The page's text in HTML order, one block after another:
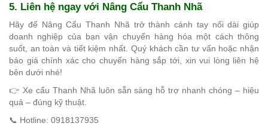
5. Liên hệ ngay với Nâng Cẩu Thanh Nhã
Hãy để Nâng Cẩu Thanh Nhã trở thành cánh tay nối dài giúp
doanh nghiệp của bạn vận chuyển hàng hóa một cách thông
suốt, an toàn và tiết kiệm nhất. Quý khách cần tư vấn hoặc nhận
báo giá chính xác cho chuyến hàng sắp tới, xin vui lòng liên hệ
bên dưới nhé!
👉 Xe cẩu Thanh Nhã luôn sẵn sàng hỗ trợ nhanh chóng – hiệu
quả – đúng kỹ thuật.
📞 Hotline: 0918137935